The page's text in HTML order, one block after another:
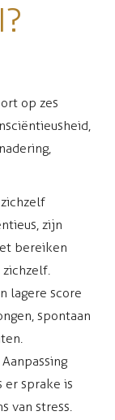
op zes
zijn
bereiken
lagere score
spontaan
er sprake is
van stress.